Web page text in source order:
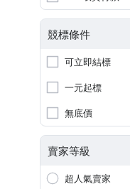
競標條件
可立即結標
一元起標
無底價
賣家等級
超人氣賣家